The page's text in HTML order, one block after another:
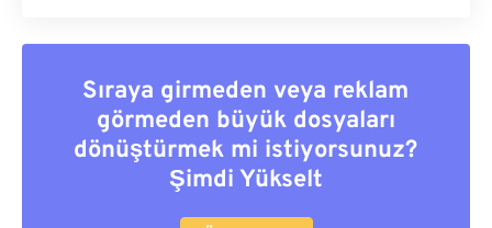
Sıraya girmeden veya reklam
görmeden büyük dosyaları
dönüştürmek mi istiyorsunuz?
Şimdi Yükselt